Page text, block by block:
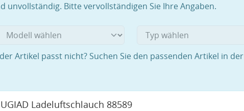
unvollständig. Bitte vervollständigen Sie Ihre Angaben.
Artikel passt nicht? Suchen Sie den passenden Artikel in der
Ladeluftschlauch 88589